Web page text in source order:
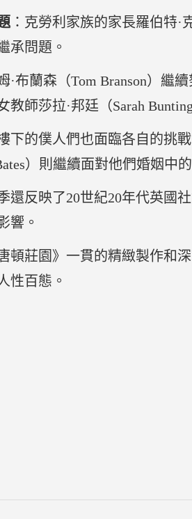
：克勞利家族的家長羅伯特
承問題。
·布蘭森（Tom Branson）
教師莎拉·邦廷（Sarah
下的僕人們也面臨各自的挑
）則繼續面對他們婚姻中
還反映了20世紀20年代英國
響。
頓莊園》一貫的精緻製作和
性百態。